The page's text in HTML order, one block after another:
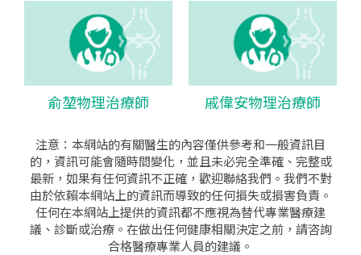
俞堃物理治療師 戚偉安物理治療師
注意：本網站的有關醫生的內容僅供參考和一般資訊目
的，資訊可能會隨時間變化，並且未必完全準確、完整或
最新，如果有任何資訊不正確，歡迎聯絡我們。我們不對
由於依賴本網站上的資訊而導致的任何損失或損害負責。
任何在本網站上提供的資訊都不應視為替代專業醫療建
議、診斷或治療。在做出任何健康相關決定之前，請咨詢
合格醫療專業人員的建議。